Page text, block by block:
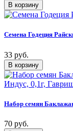
Семена Годеция
33 руб.
Набор семян
70 руб.